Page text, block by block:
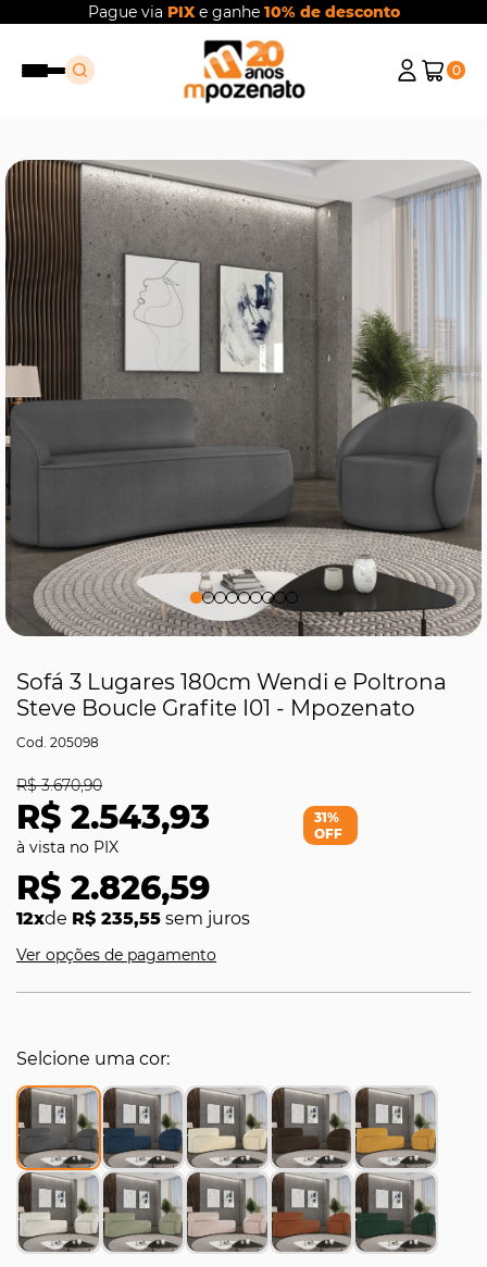
Pague via PIXe ganhe 10% de desconto
0
Sofá 3 Lugares 180cm Wendi e Poltrona
Steve Boucle Grafite I01 - Mpozenato
205098
R$ 2.543,93
R$ 3.670,90
R$ 2.826,59
12xde R$ 235,55 sem juros
31%
OFF
Ver opções de pagamento
Selcione uma cor